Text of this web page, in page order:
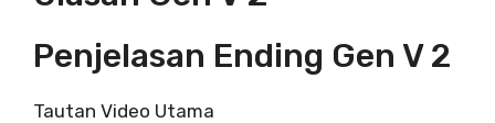
Penjelasan Ending Gen V 2
Tautan Video Utama